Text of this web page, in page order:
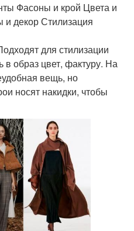
Фасоны и крой Цвета и
и декор Стилизация
для стилизации
в образ цвет, фактуру. На
вещь, но
носят накидки, чтобы